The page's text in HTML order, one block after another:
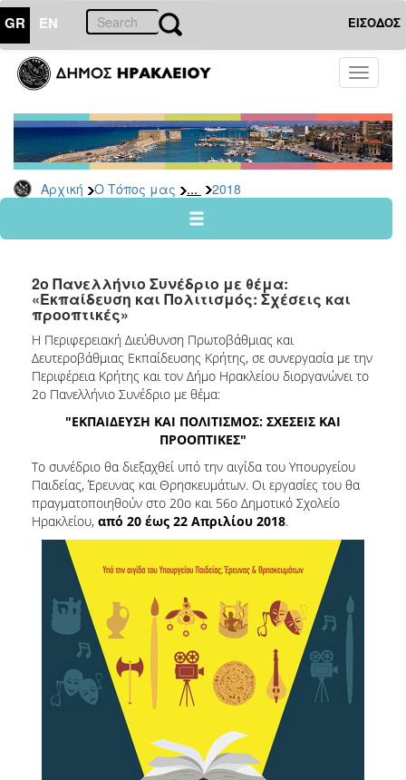
GR EN ΕΙΣΟΔΟΣ
Toggle
Αρχική Ο Τόπος μας ... 2018
ΤΟΠΟΣ
ΜΑΣ
Ανακοινώσεις
Αρχείο
2026
2024
2022
2021
2020
2019
2018
2017
2016
2015
2012
2011
ΠΟΛΙΤΙΣΜΟΣ
2ο Πανελλήνιο Συνέδριο με θέμα:
«Εκπαίδευση και Πολιτισμός: Σχέσεις και
προοπτικές»
Η Περιφερειακή Διεύθυνση Πρωτοβάθμιας και
Δευτεροβάθμιας Εκπαίδευσης Κρήτης, σε συνεργασία με την
Περιφέρεια Κρήτης και τον Δήμο Ηρακλείου διοργανώνει το
2ο Πανελλήνιο Συνέδριο με θέμα:
"ΕΚΠΑΙΔΕΥΣΗ ΚΑΙ ΠΟΛΙΤΙΣΜΟΣ: ΣΧΕΣΕΙΣ ΚΑΙ
ΠΡΟΟΠΤΙΚΕΣ"
Το συνέδριο θα διεξαχθεί υπό την αιγίδα του Υπουργείου
Παιδείας, Έρευνας και Θρησκευμάτων. Οι εργασίες του θα
πραγματοποιηθούν στο 20ο και 56ο Δημοτικό Σχολείο
Ηρακλείου, από 20 έως 22 Απριλίου 2018.